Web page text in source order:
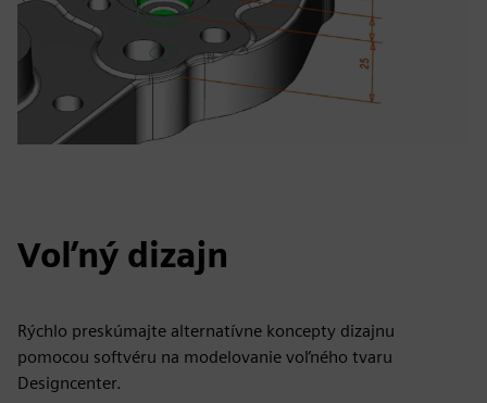
Voľný dizajn
Rýchlo preskúmajte alternatívne koncepty dizajnu
pomocou softvéru na modelovanie voľného tvaru
Designcenter.